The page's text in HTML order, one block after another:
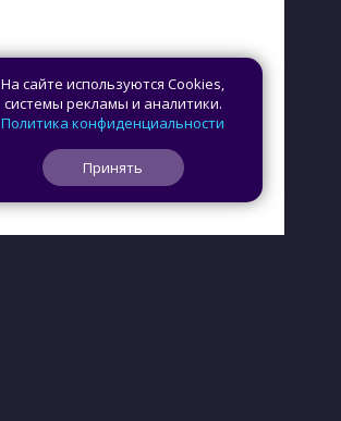
На сайте используются Cookies,
системы рекламы и аналитики.
Политика конфиденциальности
Принять